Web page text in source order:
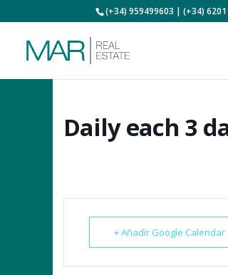
(+34) 959499603 | (+34)
Daily each 3
+ Añadir Google Calendar